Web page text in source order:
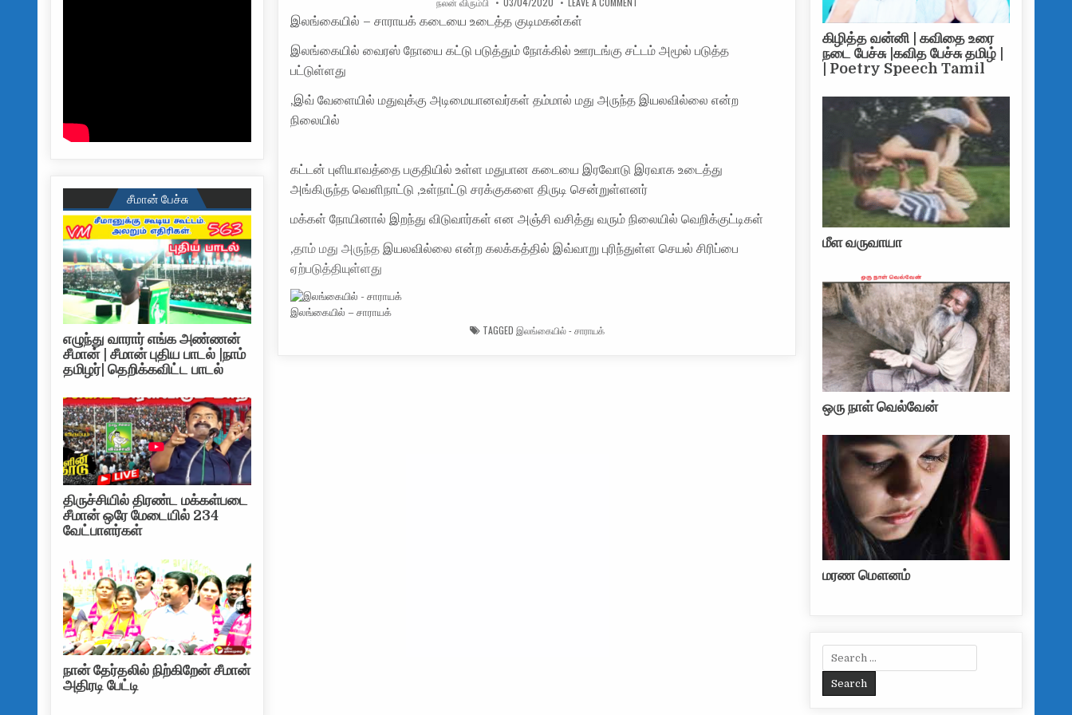
இலங்கையில் – சாராயக் கடையை உடைத்த குடிமகன்கள்
இலங்கையில் வைரஸ் நோயை கட்டு படுத்தும் நோக்கில் ஊரடங்கு சட்டம் அமூல் படுத்த
பட்டுள்ளது
,இவ் வேளையில் மதுவுக்கு அடிமையானவர்கள் தம்மால் மது அருந்த இயலவில்லை என்ற
நிலையில்
கட்டன் புளியாவத்தை பகுதியில் உள்ள மதுபான கடையை இரவோடு இரவாக உடைத்து
அங்கிருந்த வெளிநாட்டு ,உள்நாட்டு சரக்குகளை திருடி சென்றுள்ளனர்
மக்கள் நோயினால் இறந்து விடுவார்கள் என அஞ்சி வசித்து வரும் நிலையில் வெறிக்குட்டிகள்
,தாம் மது அருந்தஇயலவில்லை என்ற கலக்கத்தில் இவ்வாறு புரிந்துள்ள செயல் சிரிப்பை
ஏற்படுத்தியுள்ளது
இலங்கையில் – சாராயக்
TAGGED இலங்கையில் - சாராயக்
சீமான் பேச்சு
எழுந்து வாரார் எங்க அண்ணன்
சீமான் | சீமான் புதிய பாடல் |நாம்
தமிழர்| தெறிக்கவிட்ட பாடல்
திருச்சியில் திரண்ட மக்கள்படை
சீமான் ஒரே மேடையில் 234
வேட்பாளர்கள்
நான் தேர்தலில் நிற்கிறேன் சீமான்
அதிரடி பேட்டி
கிழித்த வன்னி | கவிதை உரை
நடை பேச்சு |கவித பேச்சு தமிழ் |
| Poetry Speech Tamil
மீள வருவாயா
ஒரு நாள் வெல்வேன்
மரண மௌனம்
Search for: